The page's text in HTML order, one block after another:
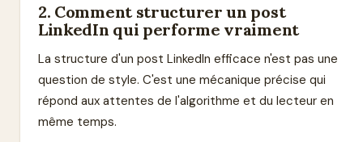
2. Comment structurer un post
LinkedIn qui performe vraiment
La structure d'un post LinkedIn efficace n'est pas une
question de style. C'est une mécanique précise qui
répond aux attentes de l'algorithme et du lecteur en
même temps.